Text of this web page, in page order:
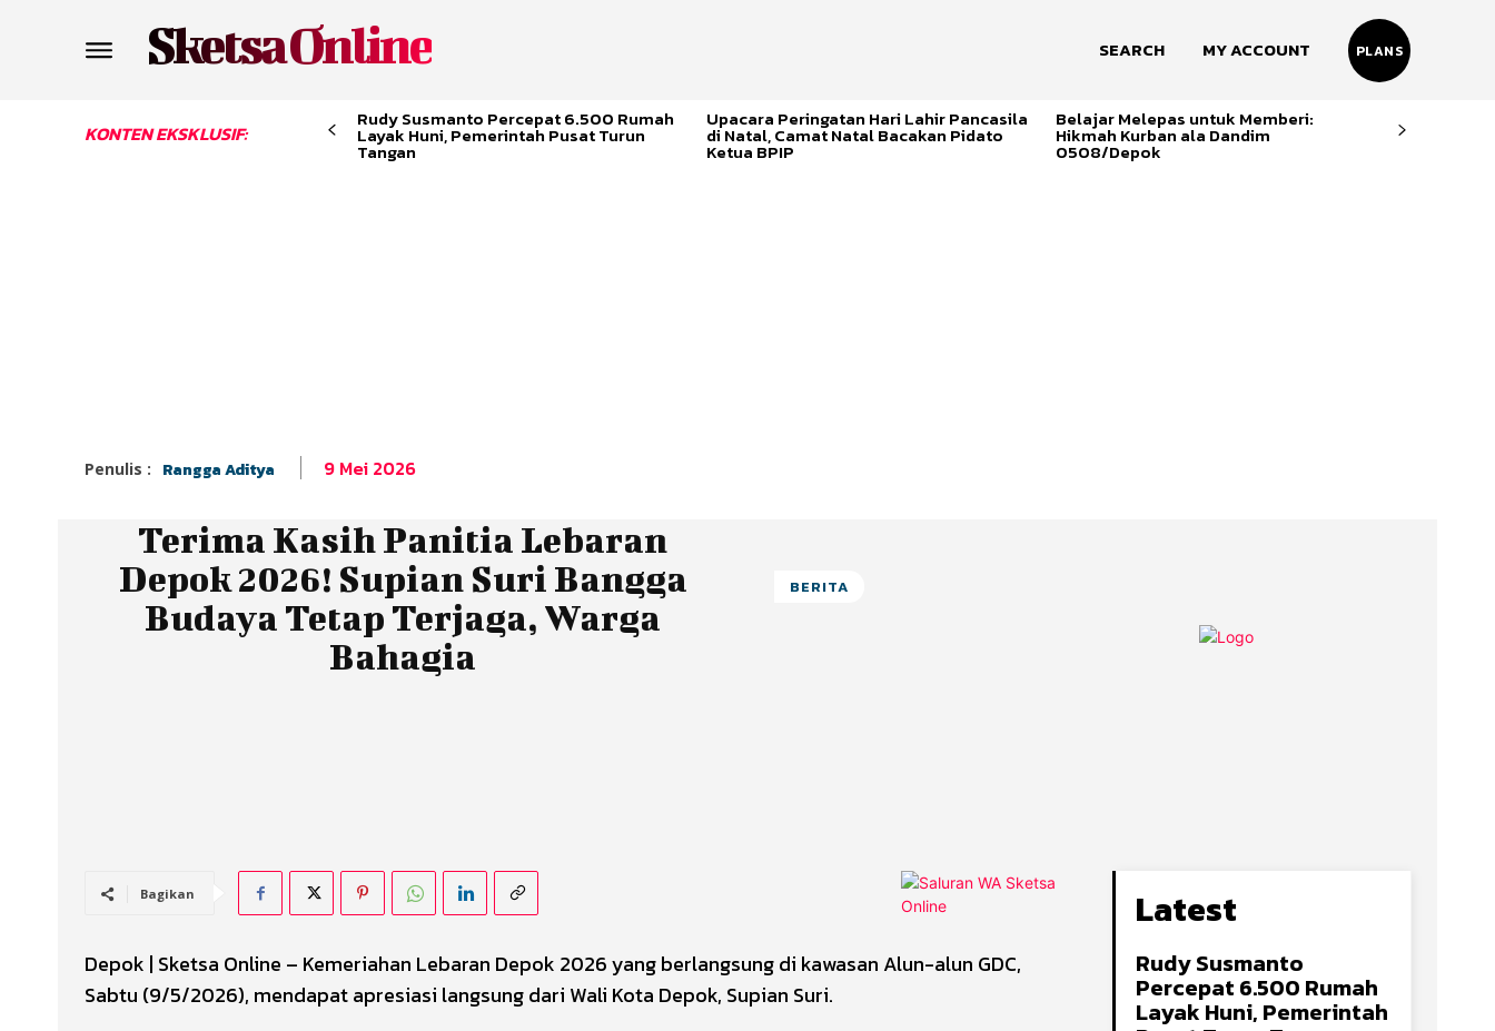
Sketsa Online SEARCH MY ACCOUNT PLANS
KONTEN EKSKLUSIF:
Rudy Susmanto Percepat 6.500 Rumah
Layak Huni, Pemerintah Pusat Turun
Tangan
Upacara Peringatan Hari Lahir Pancasila
di Natal, Camat Natal Bacakan Pidato
Ketua BPIP
Belajar Melepas untuk Memberi:
Hikmah Kurban ala Dandim
0508/Depok
Penulis : Rangga Aditya 9 Mei 2026
Terima Kasih Panitia Lebaran
Depok 2026! Supian Suri Bangga
Budaya Tetap Terjaga, Warga
Bahagia
BERITA
Bagikan
Depok | Sketsa Online – Kemeriahan Lebaran Depok 2026 yang berlangsung di kawasan Alun-alun GDC,
Sabtu (9/5/2026), mendapat apresiasi langsung dari Wali Kota Depok, Supian Suri.
Latest
Rudy Susmanto
Percepat 6.500 Rumah
Layak Huni, Pemerintah